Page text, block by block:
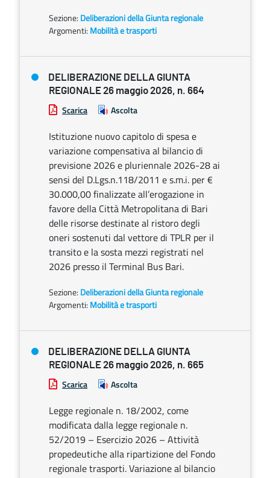
Sezione: Deliberazioni della Giunta regionale
Argomenti: Mobilità e trasporti
DELIBERAZIONE DELLA GIUNTA
REGIONALE 26 maggio 2026, n. 664
Scarica Ascolta
Istituzione nuovo capitolo di spesa e
variazione compensativa al bilancio di
previsione 2026 e pluriennale 2026-28 ai
sensi del D.Lgs.n.118/2011 e s.m.i. per €
30.000,00 finalizzate all’erogazione in
favore della Città Metropolitana di Bari
delle risorse destinate al ristoro degli
oneri sostenuti dal vettore di TPLR per il
transito e la sosta mezzi registrati nel
2026 presso il Terminal Bus Bari.
Sezione: Deliberazioni della Giunta regionale
Argomenti: Mobilità e trasporti
DELIBERAZIONE DELLA GIUNTA
REGIONALE 26 maggio 2026, n. 665
Scarica Ascolta
Legge regionale n. 18/2002, come
modificata dalla legge regionale n.
52/2019 – Esercizio 2026 – Attività
propedeutiche alla ripartizione del Fondo
regionale trasporti. Variazione al bilancio